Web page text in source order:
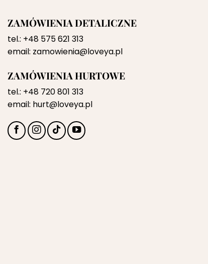
ZAMÓWIENIA DETALICZNE
tel.: +48 575 621 313
email: zamowienia@loveya.pl
ZAMÓWIENIA HURTOWE
tel.: +48 720 801 313
email: hurt@loveya.pl